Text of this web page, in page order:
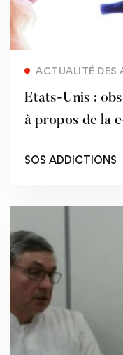
ACTUALITÉ DES
Etats-Unis :
à propos de la
SOS ADDICTIONS